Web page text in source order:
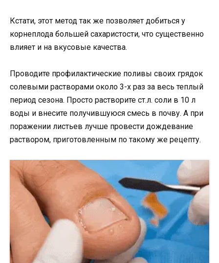
Кстати, этот метод так же позволяет добиться у
корнеплода большей сахаристости, что существенно
влияет и на вкусовые качества.
Проводите профилактические поливы своих грядок
солевыми растворами около 3-х раз за весь теплый
период сезона. Просто растворите ст.л. соли в 10 л
воды и внесите получившуюся смесь в почву. А при
поражении листьев лучше провести дождевание
раствором, приготовленным по такому же рецепту.